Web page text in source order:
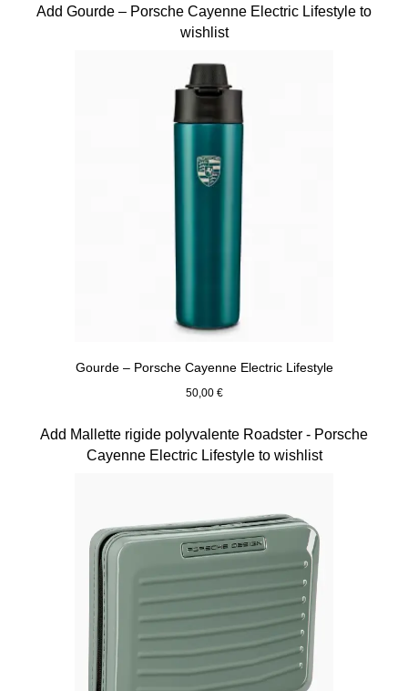
Gourde – Porsche Cayenne Electric Lifestyle
50,00 €
Add Gourde – Porsche Cayenne Electric Lifestyle to
wishlist
Add Mallette rigide polyvalente Roadster - Porsche
Cayenne Electric Lifestyle to wishlist
Diapositive 14 sur 15